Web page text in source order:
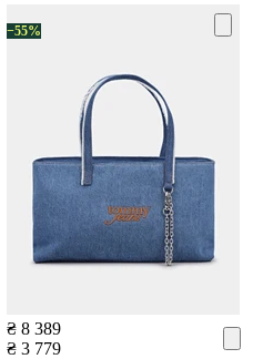
−55%
₴ 8 389
₴ 3 779